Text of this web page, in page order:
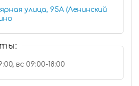
улица, 95А (Ленинский
вс 09:00-18:00